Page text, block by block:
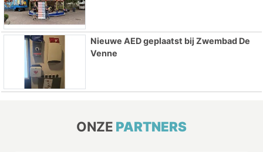
Nieuwe AED geplaatst bij Zwembad De
Venne
ONZE PARTNERS